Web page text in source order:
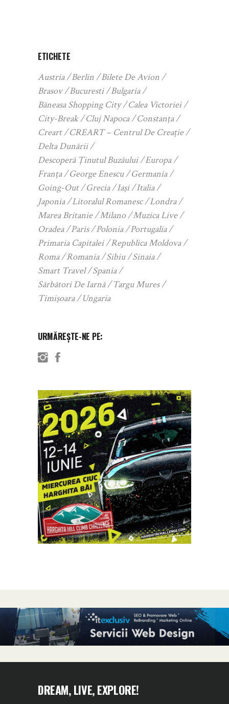
ETICHETE
Austria Berlin
Bilete De Avion
Brasov
Bucuresti
Bulgaria
Băneasa Shopping City
Calea Victoriei
City-Break
Cluj Napoca
Constanța
Creart
CREART – Centrul De Creație
Delta Dunării
Descoperă Ținutul Buzăului
Europa
Franța
George Enescu
Germania
Going-Out
Grecia Iași
Italia
Japonia
Litoralul Romanesc
Londra
Marea Britanie
Milano
Muzica Live
Oradea
Paris Polonia
Portugalia
Primaria Capitalei
Republica Moldova
Roma
Romania Sibiu
Sinaia
Smart Travel
Spania
Sărbători De Iarnă
Targu Mures
Timișoara
Ungaria
URMĂREȘTE-NE PE:
DREAM, LIVE, EXPLORE!